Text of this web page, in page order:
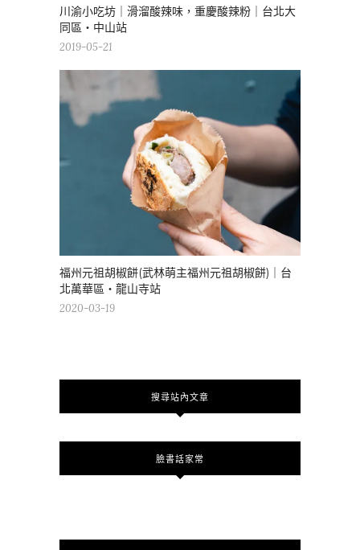
川渝小吃坊｜滑溜酸辣味，重慶酸辣粉｜台北大
同區・中山站
2019-05-21
福州元祖胡椒餅(武林萌主福州元祖胡椒餅)｜台
北萬華區・龍山寺站
2020-03-19
搜尋站內文章
臉書話家常